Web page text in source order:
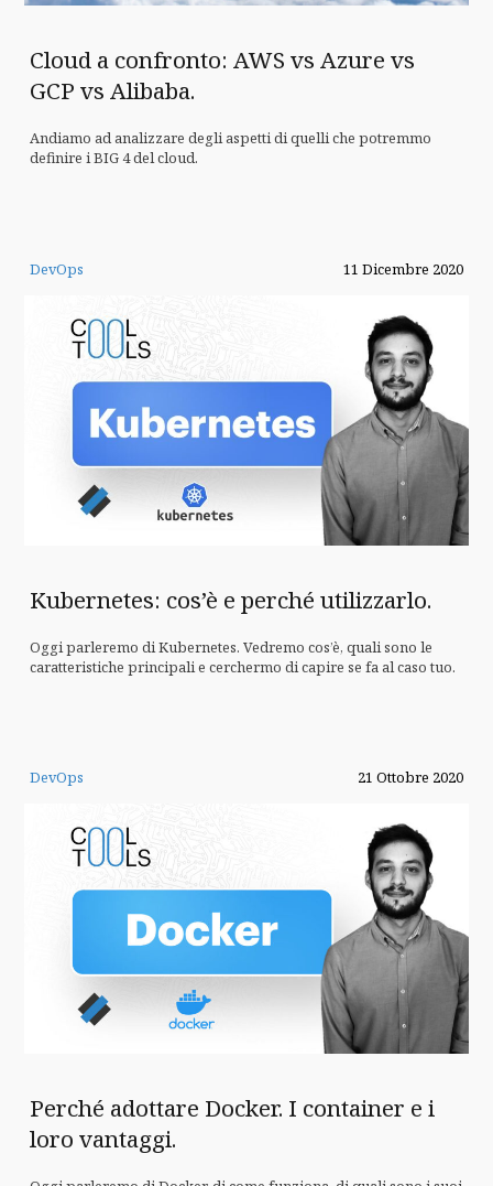
Cloud a confronto: AWS vs Azure vs
GCP vs Alibaba.
Andiamo ad analizzare degli aspetti di quelli che potremmo
definire i BIG 4 del cloud.
DevOps 11 Dicembre 2020
Kubernetes: cos’è e perché utilizzarlo.
Oggi parleremo di Kubernetes. Vedremo cos’è, quali sono le
caratteristiche principali e cerchermo di capire se fa al caso tuo.
DevOps 21 Ottobre 2020
Perché adottare Docker. I container e i
loro vantaggi.